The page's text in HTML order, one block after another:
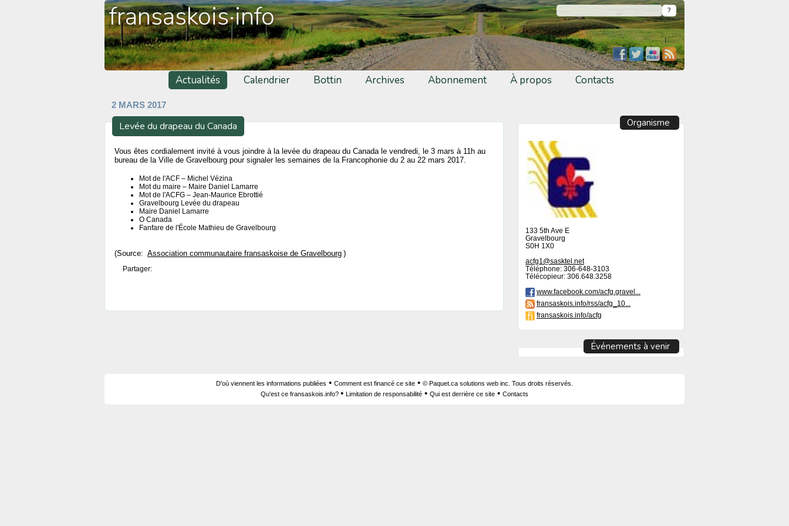
fransaskois·info
Actualités Calendrier Bottin Archives Abonnement À propos Contacts
2 MARS 2017
Levée du drapeau du Canada
Vous êtes cordialement invité à vous joindre à la levée du drapeau du Canada le vendredi, le 3 mars à 11h au
bureau de la Ville de Gravelbourg pour signaler les semaines de la Francophonie du 2 au 22 mars 2017.
Mot de l'ACF – Michel Vézina
Mot du maire – Maire Daniel Lamarre
Mot de l'ACFG – Jean-Maurice Ebrottié
Gravelbourg Levée du drapeau
Maire Daniel Lamarre
O Canada
Fanfare de l'École Mathieu de Gravelbourg
(Source: Association communautaire fransaskoise de Gravelbourg )
Partager:
Organisme
133 5th Ave E
Gravelbourg
S0H 1X0
acfg1@sasktel.net
Téléphone: 306-648-3103
Télécopieur: 306.648.3258
www.facebook.com/acfg.gravel...
fransaskois.info/rss/acfg_10...
fransaskois.info/acfg
Événements à venir
D'où viennent les informations publiées • Comment est financé ce site • © Paquet.ca solutions web inc. Tous droits réservés.
Qu'est ce fransaskois.info? • Limitation de responsabilité • Qui est derrière ce site • Contacts